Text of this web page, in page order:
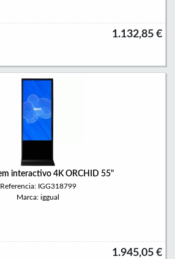
1.132,85 €
interactivo 4K ORCHID 55"
Referencia: IGG318799
Marca: iggual
1.945,05 €